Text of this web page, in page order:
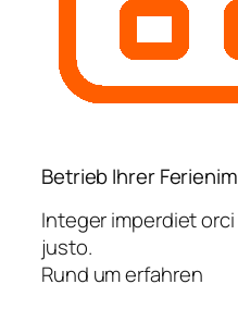
Betrieb Ihrer
Integer imperdiet
justo.
Rund um erfahren